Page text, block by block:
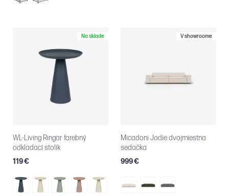
Na sklade
WL-Living Ringar farebný
odkladací stolík
119 €
V showroome
Micadoni Jodie dvojmiestna
sedačka
999 €